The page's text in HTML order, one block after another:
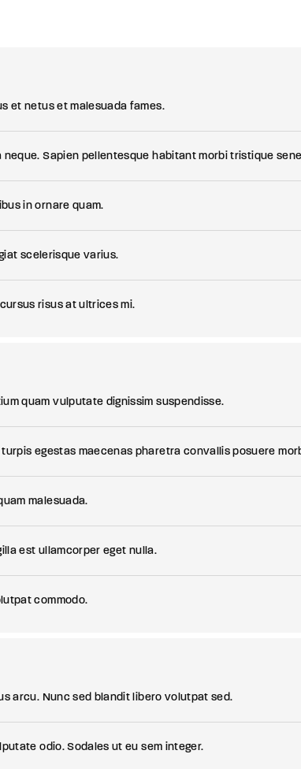
et netus et malesuada fames.
Sapien pellentesque habitant morbi tristique
in ornare quam.
scelerisque varius.
risus at ultrices mi.
quam vulputate dignissim suspendisse.
egestas maecenas pharetra convallis posuere
malesuada.
est ullamcorper eget nulla.
commodo.
arcu. Nunc sed blandit libero volutpat sed.
odio. Sodales ut eu sem integer.